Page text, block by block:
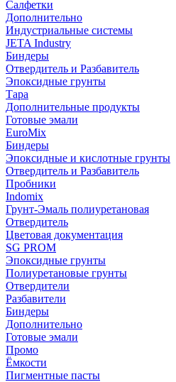
Салфетки
Дополнительно
Индустриальные системы
JETA Industry
Биндеры
Отвердитель и Разбавитель
Эпоксидные грунты
Тара
Дополнительные продукты
Готовые эмали
EuroMix
Биндеры
Эпоксидные и кислотные грунты
Отвердитель и Разбавитель
Пробники
Indomix
Грунт-Эмаль полиуретановая
Отвердитель
Цветовая документация
SG PROM
Эпоксидные грунты
Полиуретановые грунты
Отвердители
Разбавители
Биндеры
Дополнительно
Готовые эмали
Промо
Ёмкости
Пигментные пасты